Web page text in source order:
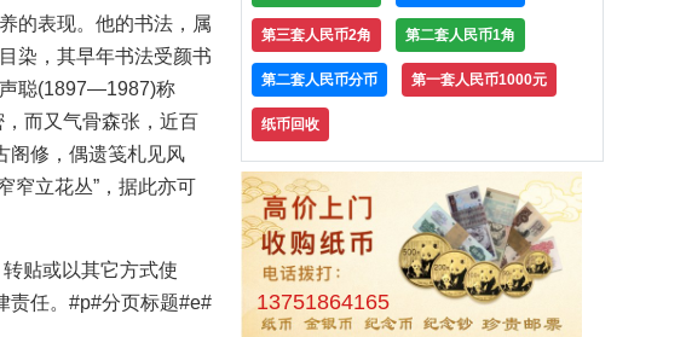
的表现。他的书法，属
染，其早年书法受颜书
聪(1897—1987)称
而又气骨森张，近百
阁修，偶遗笺札见风
窄立花丛”，据此亦可
贴或以其它方式使
责任。#p#分页标题#e#
第三套人民币2角 第二套人民币1角
第二套人民币分币 第一套人民币1000元
纸币回收
13751864165